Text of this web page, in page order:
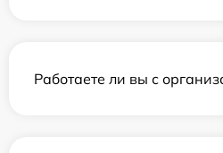
Работаете ли вы с